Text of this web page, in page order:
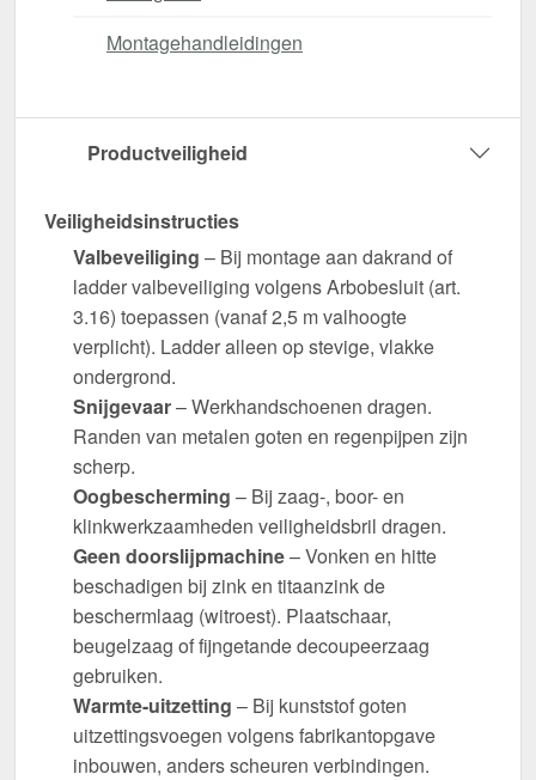
Montagehandleidingen
Productveiligheid
Veiligheidsinstructies
Valbeveiliging – Bij montage aan dakrand of
ladder valbeveiliging volgens Arbobesluit (art.
3.16) toepassen (vanaf 2,5 m valhoogte
verplicht). Ladder alleen op stevige, vlakke
ondergrond.
Snijgevaar– Werkhandschoenen dragen.
Randen van metalen goten en regenpijpen zijn
scherp.
Oogbescherming – Bij zaag-, boor- en
klinkwerkzaamheden veiligheidsbril dragen.
Geen doorslijpmachine– Vonken en hitte
beschadigen bij zink en titaanzink de
beschermlaag (witroest). Plaatschaar,
beugelzaag of fijngetande decoupeerzaag
gebruiken.
Warmte-uitzetting – Bij kunststof goten
uitzettingsvoegen volgens fabrikantopgave
inbouwen, anders scheuren verbindingen.